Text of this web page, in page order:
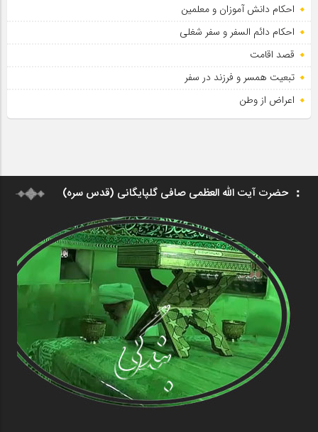
احکام دانش آموزان و معلمین
احکام دائم السفر و سفر شغلی
قصد اقامت
تبعیت همسر و فرزند در سفر
اعراض از وطن
حضرت آیت الله العظمی صافی گلپایگانی (قدس سره)